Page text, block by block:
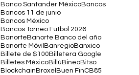
Banco Santander MéxicoBancos
Bancos 11 de junio
Bancos México
Bancos Torneo Futbol 2026
Banorte Banorte Banco del año
Banorte Móvil BanregioBanxico
Billete de $100 Billetera Google
Billetes MéxicoBillú BineoBitso
Blockchain Broxel Buen FinCB85